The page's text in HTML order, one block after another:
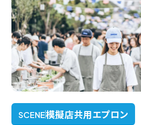
SCENE模擬店共用エプロン